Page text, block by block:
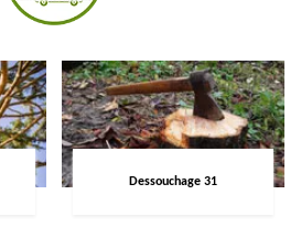
Dessouchage 31